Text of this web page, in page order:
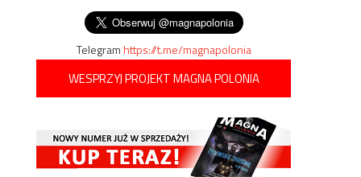
Telegramhttps://t.me/magnapolonia
WESPRZYJ PROJEKT MAGNA POLONIA